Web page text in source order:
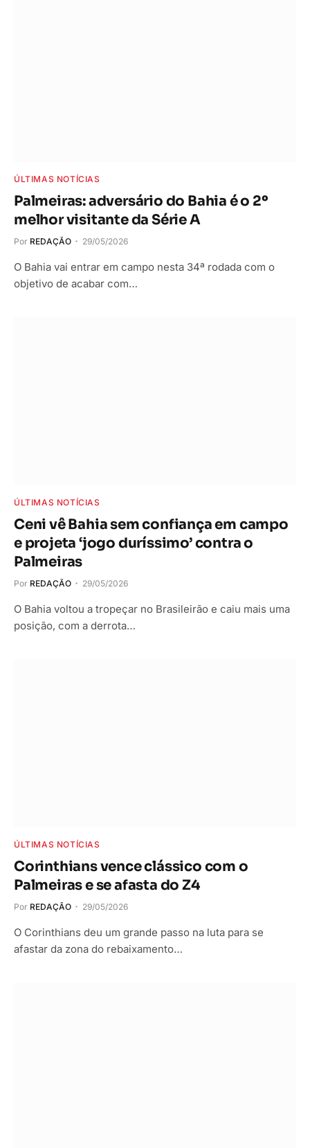
ÚLTIMAS NOTÍCIAS
Palmeiras: adversário do Bahia é o 2º
melhor visitante da Série A
Por REDAÇÃO 29/05/2026
O Bahia vai entrar em campo nesta 34ª rodada com o
objetivo de acabar com…
ÚLTIMAS NOTÍCIAS
Ceni vê Bahia sem confiança em campo
e projeta ‘jogo duríssimo’ contra o
Palmeiras
Por REDAÇÃO 29/05/2026
O Bahia voltou a tropeçar no Brasileirão e caiu mais uma
posição, com a derrota…
ÚLTIMAS NOTÍCIAS
Corinthians vence clássico com o
Palmeiras e se afasta do Z4
Por REDAÇÃO 29/05/2026
O Corinthians deu um grande passo na luta para se
afastar da zona do rebaixamento…